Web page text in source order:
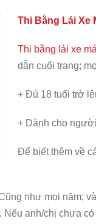
Thi Bằng Lái Xe
Thi bằng lái xe
dẫn cuối trang;
+ Đủ 18 tuổi trở
+ Dành cho
Để biết thêm về
như mọi năm;
Nếu anh/chị chưa